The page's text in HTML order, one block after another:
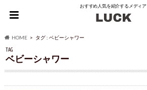
おすすめ人気を紹介するメディア
HOME タグ : ベビーシャワー
TAG
ベビーシャワー